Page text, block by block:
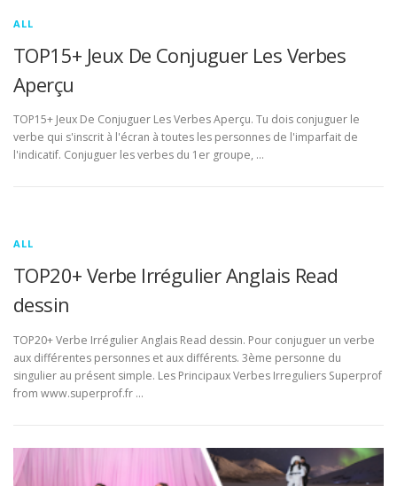
ALL
TOP15+ Jeux De Conjuguer Les Verbes
Aperçu
TOP15+ Jeux De Conjuguer Les Verbes Aperçu. Tu dois conjuguer le
verbe qui s'inscrit à l'écran à toutes les personnes de l'imparfait de
l'indicatif. Conjuguer les verbes du 1er groupe, …
ALL
TOP20+ Verbe Irrégulier Anglais Read
dessin
TOP20+ Verbe Irrégulier Anglais Read dessin. Pour conjuguer un verbe
aux différentes personnes et aux différents. 3ème personne du
singulier au présent simple. Les Principaux Verbes Irreguliers Superprof
from www.superprof.fr …